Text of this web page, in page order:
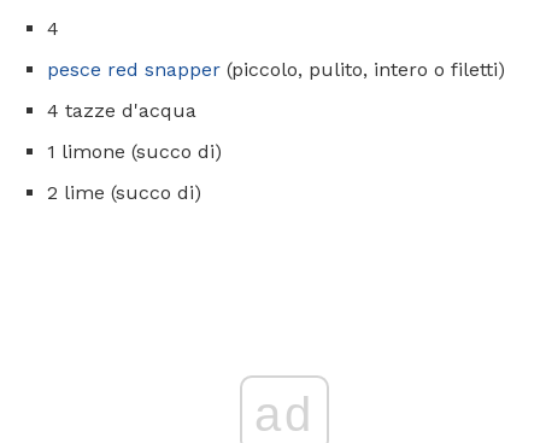
4
pesce red snapper (piccolo, pulito, intero o filetti)
4 tazze d'acqua
1 limone (succo di)
2 lime (succo di)
ad